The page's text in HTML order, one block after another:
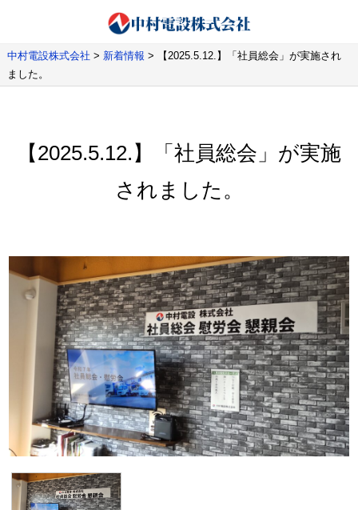
中村電設株式会社 > 新着情報 >
【2025.5.12.】「社員総会」が実施され
ました。
【2025.5.12.】「社員総会」が実施
されました。